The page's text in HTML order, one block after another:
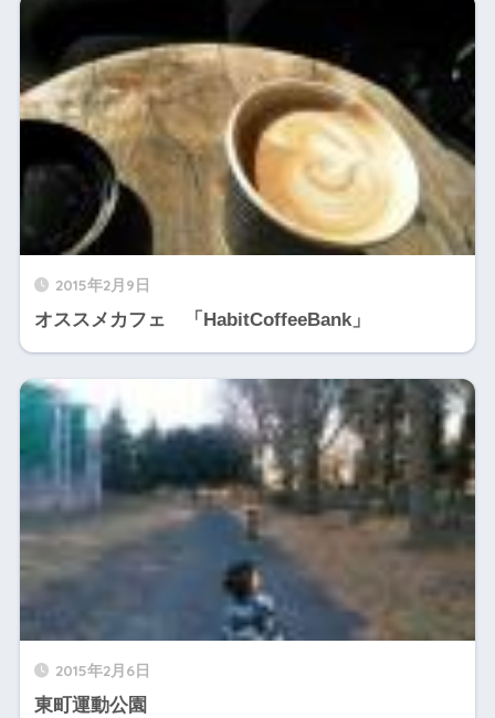
2015年2月9日
オススメカフェ 「HabitCoffeeBank」
2015年2月6日
東町運動公園